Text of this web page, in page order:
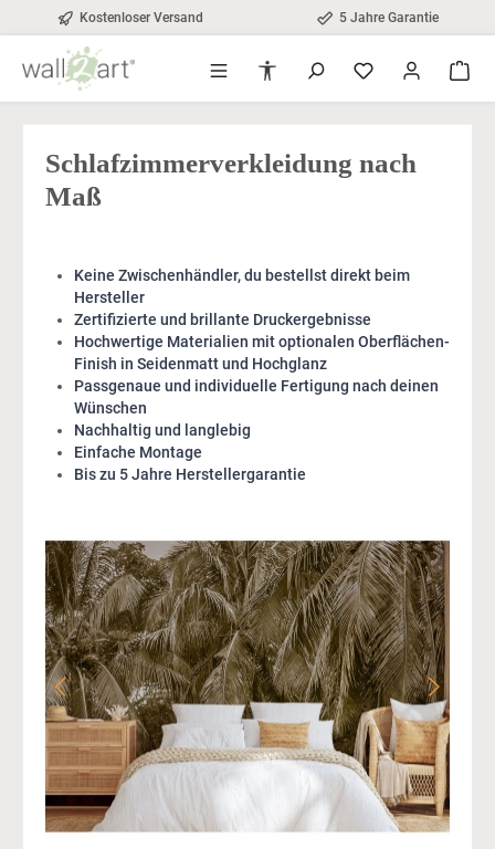
springenKostenloser Versand 5 Jahre Garantie
Werkzeugleiste anzeigen
Schlafzimmerverkleidung nach
Maß
Keine Zwischenhändler, du bestellst direkt beim
Hersteller
Zertifizierte und brillante Druckergebnisse
Hochwertige Materialien mit optionalen Oberflächen-
Finish in Seidenmatt und Hochglanz
Passgenaue und individuelle Fertigung nach deinen
Wünschen
Nachhaltig und langlebig
Einfache Montage
Bis zu 5 Jahre Herstellergarantie